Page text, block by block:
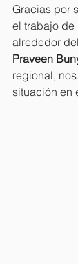
Gracias por
el trabajo de
alrededor
Praveen
regional,
situación en